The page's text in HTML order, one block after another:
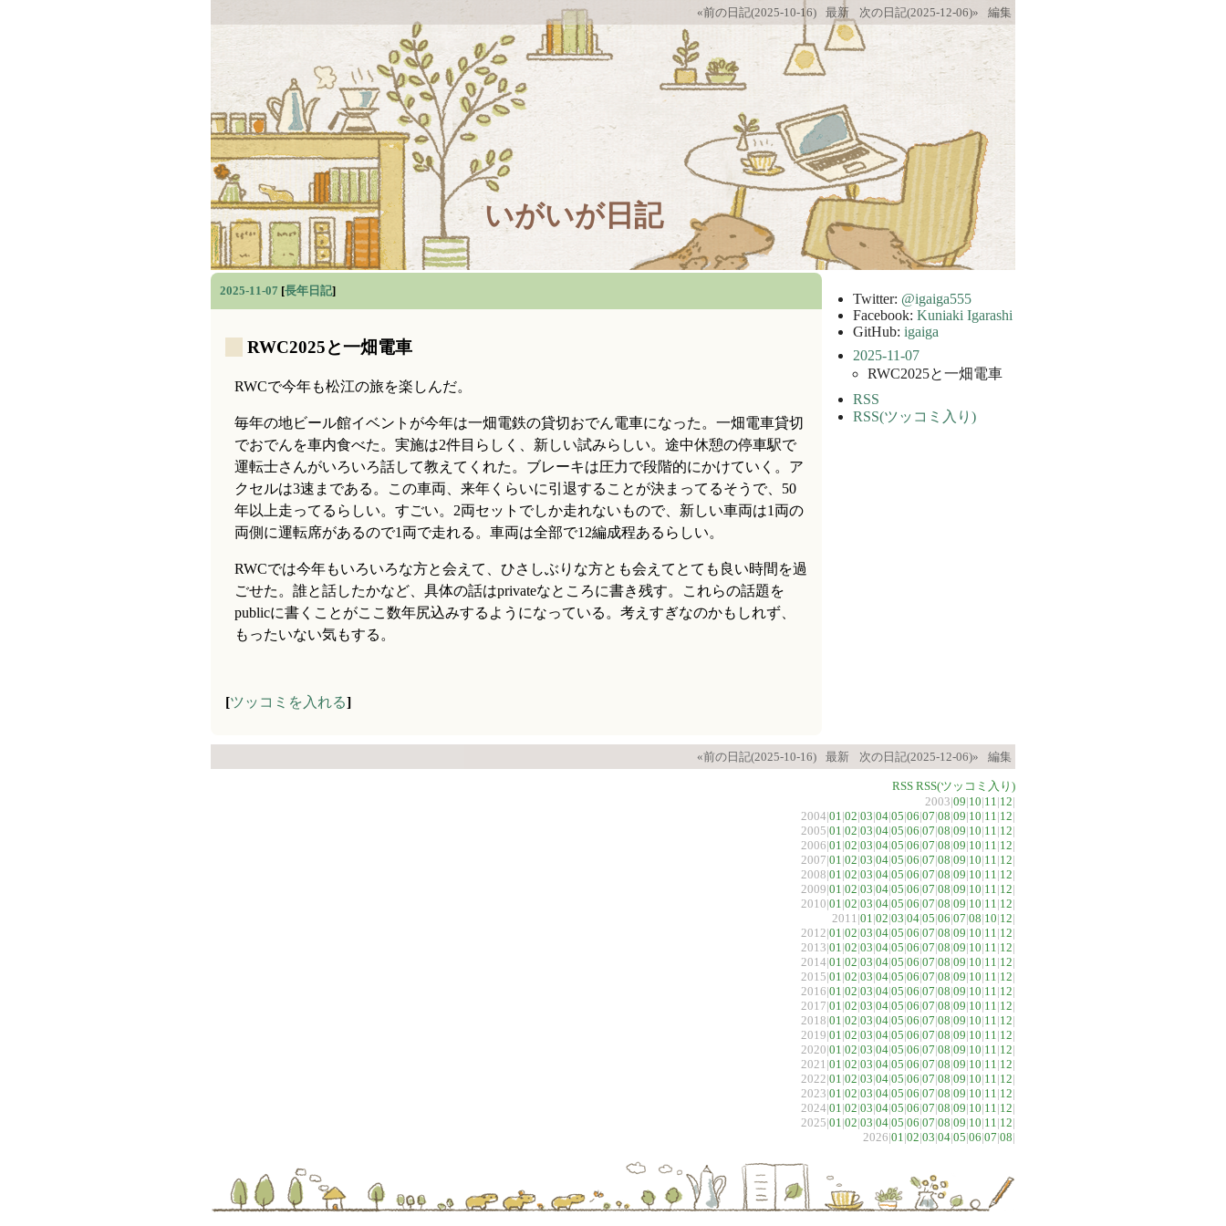
«前の日記(2025-10-16) 最新 次の日記(2025-12-06)» 編集
いがいが日記
2025-11-07 [長年日記]
RWC2025と一畑電車
RWCで今年も松江の旅を楽しんだ。
毎年の地ビール館イベントが今年は一畑電鉄の貸切おでん電車になった。一畑電車貸切
でおでんを車内食べた。実施は2件目らしく、新しい試みらしい。途中休憩の停車駅で
運転士さんがいろいろ話して教えてくれた。ブレーキは圧力で段階的にかけていく。ア
クセルは3速まである。この車両、来年くらいに引退することが決まってるそうで、50
年以上走ってるらしい。すごい。2両セットでしか走れないもので、新しい車両は1両の
両側に運転席があるので1両で走れる。車両は全部で12編成程あるらしい。
RWCでは今年もいろいろな方と会えて、ひさしぶりな方とも会えてとても良い時間を過
ごせた。誰と話したかなど、具体の話はprivateなところに書き残す。これらの話題を
publicに書くことがここ数年尻込みするようになっている。考えすぎなのかもしれず、
もったいない気もする。
[ツッコミを入れる]
Twitter: @igaiga555
Facebook: Kuniaki Igarashi
GitHub: igaiga
2025-11-07
RWC2025と一畑電車
RSS
RSS(ツッコミ入り)
«前の日記(2025-10-16) 最新 次の日記(2025-12-06)» 編集
RSS RSS(ツッコミ入り)
2003|09|10|11 |12|
2004|01 |02|03|04|05|06|07|08|09|10|11 |12|
2005|01 |02|03|04|05|06|07|08|09|10|11 |12|
2006|01 |02|03|04|05|06|07|08|09|10|11 |12|
2007|01 |02|03|04|05|06|07|08|09|10|11 |12|
2008|01 |02|03|04|05|06|07|08|09|10|11 |12|
2009|01 |02|03|04|05|06|07|08|09|10|11 |12|
2010|01 |02|03|04|05|06|07|08|09|10|11 |12|
2011|01 |02|03|04|05|06|07|08|10|12|
2012|01 |02|03|04|05|06|07|08|09|10|11 |12|
2013|01 |02|03|04|05|06|07|08|09|10|11 |12|
2014|01 |02|03|04|05|06|07|08|09|10|11 |12|
2015|01 |02|03|04|05|06|07|08|09|10|11 |12|
2016|01 |02|03|04|05|06|07|08|09|10|11 |12|
2017|01 |02|03|04|05|06|07|08|09|10|11 |12|
2018|01 |02|03|04|05|06|07|08|09|10|11 |12|
2019|01 |02|03|04|05|06|07|08|09|10|11 |12|
2020|01 |02|03|04|05|06|07|08|09|10|11 |12|
2021|01 |02|03|04|05|06|07|08|09|10|11 |12|
2022|01 |02|03|04|05|06|07|08|09|10|11 |12|
2023|01 |02|03|04|05|06|07|08|09|10|11 |12|
2024|01 |02|03|04|05|06|07|08|09|10|11 |12|
2025|01 |02|03|04|05|06|07|08|09|10|11 |12|
2026|01 |02|03|04|05|06|07|08|